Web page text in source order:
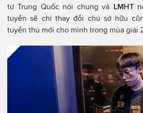
tử Trung Quốc nói chung và LMHT
tuyển sẽ chỉ thay đổi chủ sở hữu
tuyển thủ mới cho mình trong mùa giải